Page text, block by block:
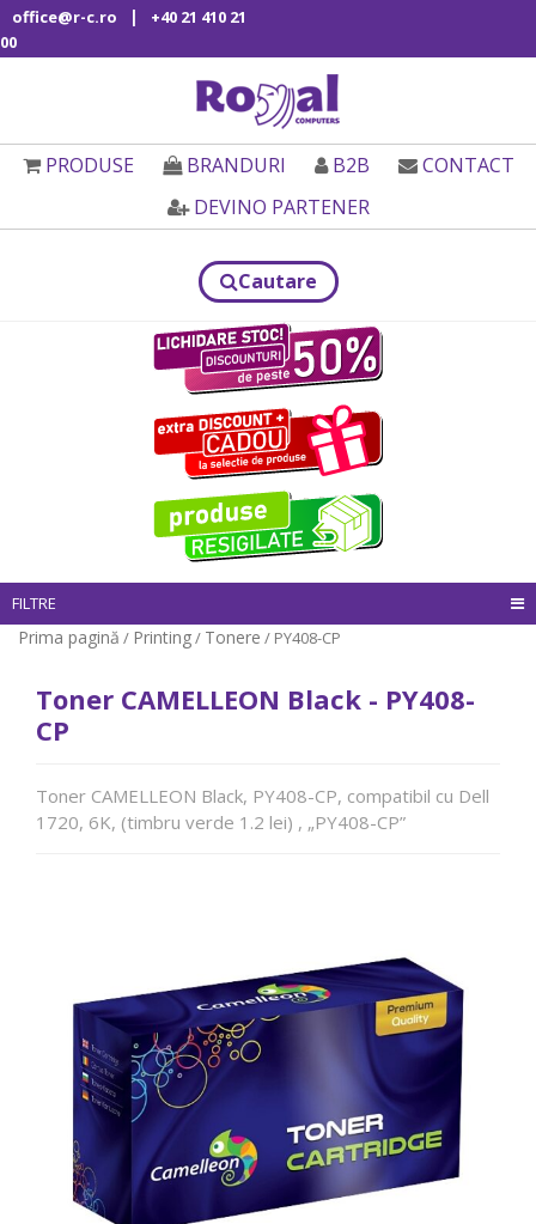
office@r-c.ro |
+40 21 410 21
00
PRODUSE BRANDURI B2B
CONTACT
DEVINO PARTENER
Cautare
FILTRE
Prima pagină / Printing/ Tonere / PY408-CP
Toner CAMELLEON Black - PY408-
CP
Toner CAMELLEON Black, PY408-CP, compatibil cu Dell
1720, 6K, (timbru verde 1.2 lei) , „PY408-CP”